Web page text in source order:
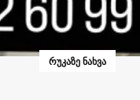
ᲠᲣᲙᲐᲖᲔ ᲜᲐᲮᲕᲐ